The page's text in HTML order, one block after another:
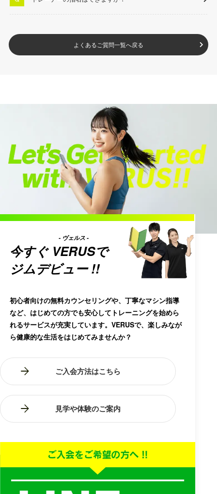
よくあるご質問一覧へ戻る
今すぐ VERUS
- ヴェルス -
で
ジムデビュー !!
初心者向けの無料カウンセリングや、丁寧なマシン指導
など、はじめての方でも安心してトレーニングを始めら
れるサービスが充実しています。VERUSで、楽しみなが
ら健康的な生活をはじめてみませんか？
ご入会方法はこちら
見学や体験のご案内